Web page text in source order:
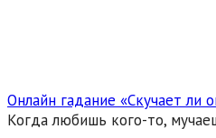
Онлайн гадание «Скучает ли
Когда любишь кого-то,